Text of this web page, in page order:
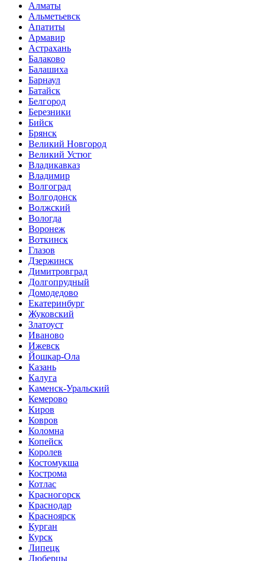
Алматы
Альметьевск
Апатиты
Армавир
Астрахань
Балаково
Балашиха
Барнаул
Батайск
Белгород
Березники
Бийск
Брянск
Великий Новгород
Великий Устюг
Владикавказ
Владимир
Волгоград
Волгодонск
Волжский
Вологда
Воронеж
Воткинск
Глазов
Дзержинск
Димитровград
Долгопрудный
Домодедово
Екатеринбург
Жуковский
Златоуст
Иваново
Ижевск
Йошкар-Ола
Казань
Калуга
Каменск-Уральский
Кемерово
Киров
Ковров
Коломна
Копейск
Королев
Костомукша
Кострома
Котлас
Красногорск
Краснодар
Красноярск
Курган
Курск
Липецк
Люберцы